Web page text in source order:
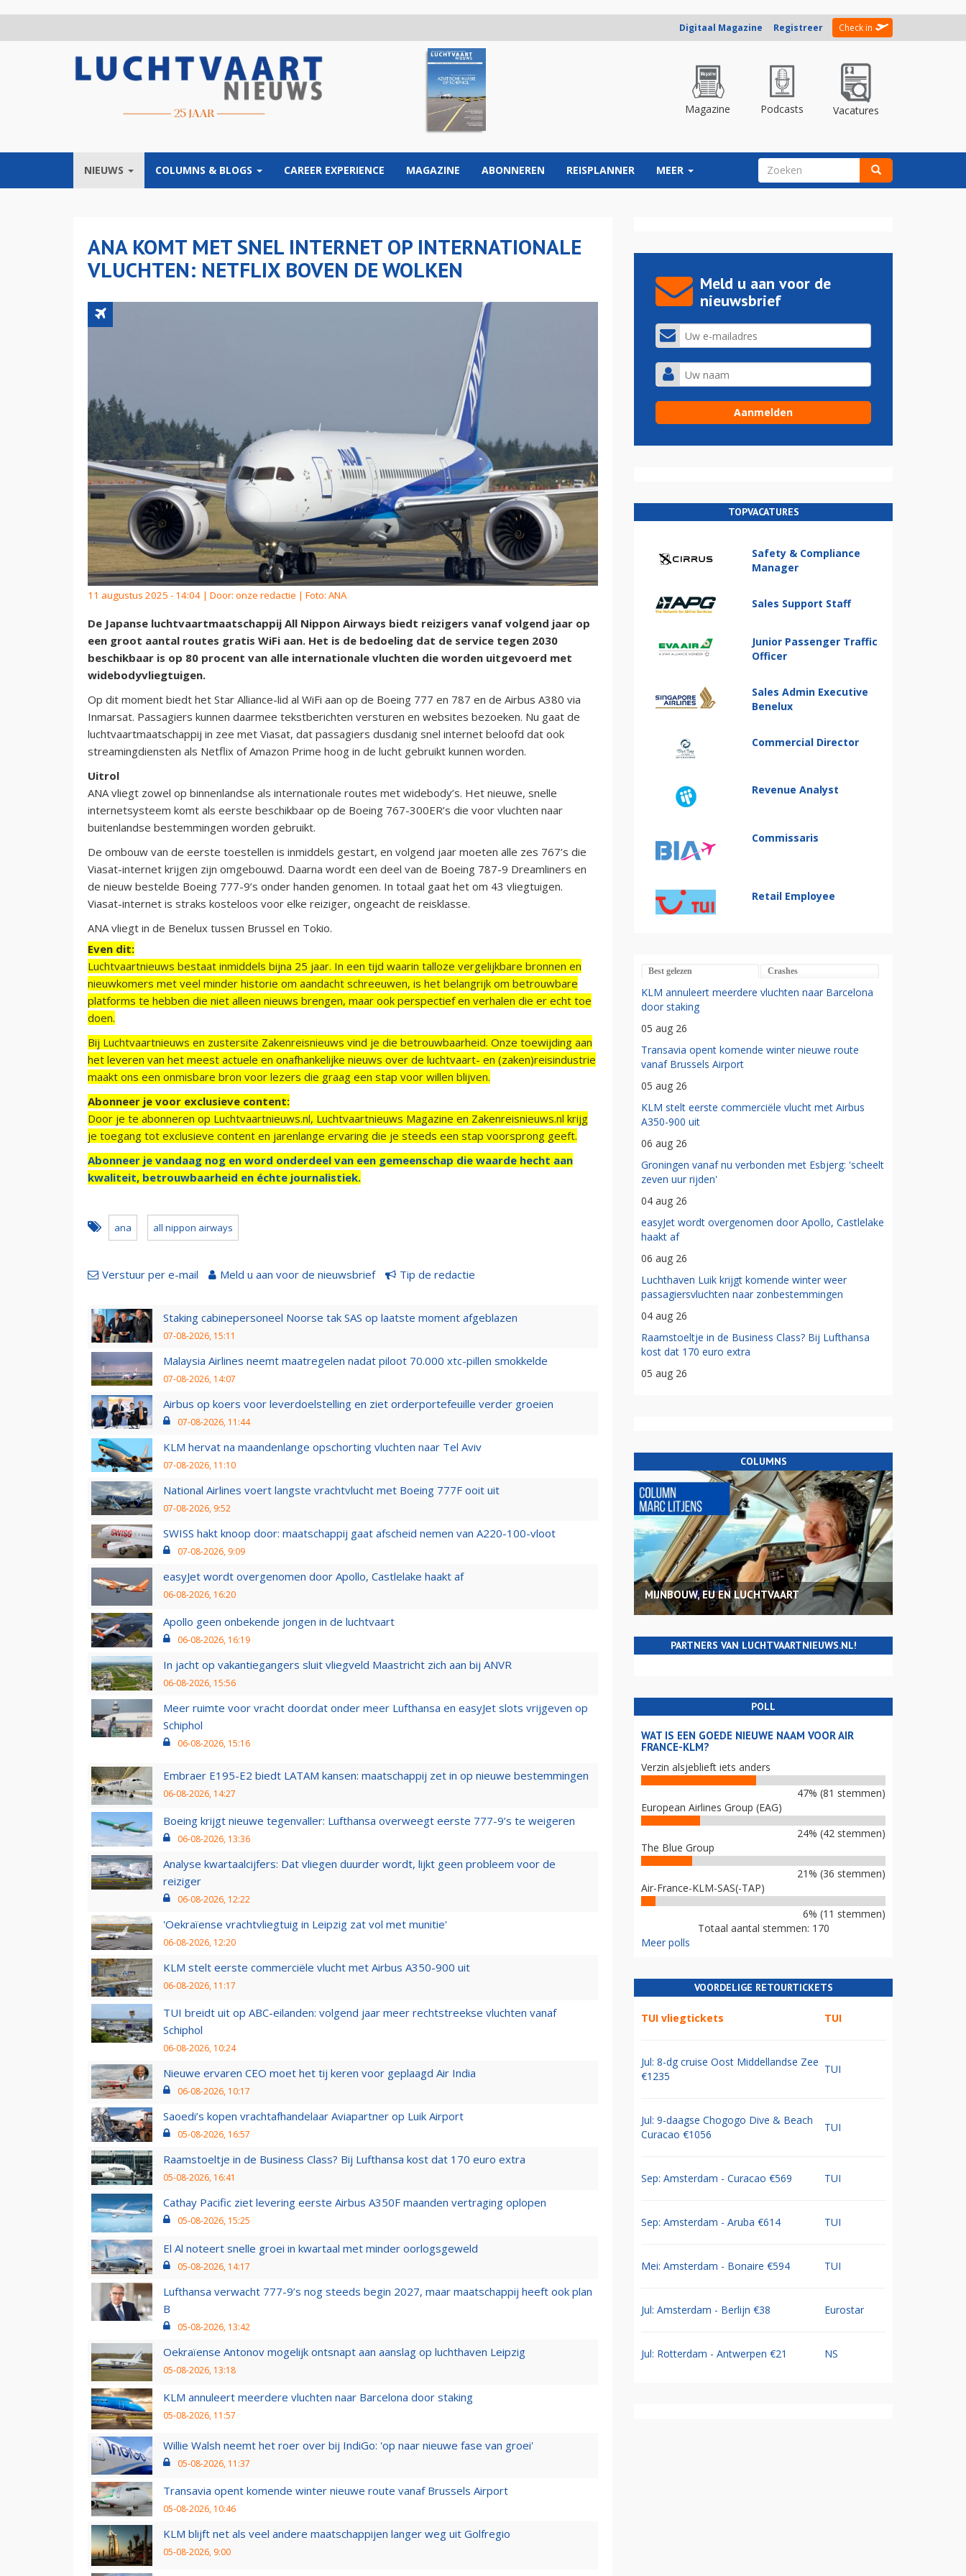
Digitaal Magazine Registreer Check in
Magazine Podcasts Vacatures
NIEUWS COLUMNS & BLOGS CAREER EXPERIENCE MAGAZINE ABONNEREN REISPLANNER MEER ZOEKVELD
ANA KOMT MET SNEL INTERNET OP INTERNATIONALE
VLUCHTEN: NETFLIX BOVEN DE WOLKEN
11 augustus 2025 - 14:04 | Door: onze redactie | Foto: ANA
De Japanse luchtvaartmaatschappij All Nippon Airways biedt reizigers vanaf volgend jaar op
een groot aantal routes gratis WiFi aan. Het is de bedoeling dat de service tegen 2030
beschikbaar is op 80 procent van alle internationale vluchten die worden uitgevoerd met
widebodyvliegtuigen.
Op dit moment biedt het Star Alliance-lid al WiFi aan op de Boeing 777 en 787 en de Airbus A380 via
Inmarsat. Passagiers kunnen daarmee tekstberichten versturen en websites bezoeken. Nu gaat de
luchtvaartmaatschappij in zee met Viasat, dat passagiers dusdanig snel internet beloofd dat ook
streamingdiensten als Netflix of Amazon Prime hoog in de lucht gebruikt kunnen worden.
Uitrol
ANA vliegt zowel op binnenlandse als internationale routes met widebody’s. Het nieuwe, snelle
internetsysteem komt als eerste beschikbaar op de Boeing 767-300ER’s die voor vluchten naar
buitenlandse bestemmingen worden gebruikt.
De ombouw van de eerste toestellen is inmiddels gestart, en volgend jaar moeten alle zes 767’s die
Viasat-internet krijgen zijn omgebouwd. Daarna wordt een deel van de Boeing 787-9 Dreamliners en
de nieuw bestelde Boeing 777-9’s onder handen genomen. In totaal gaat het om 43 vliegtuigen.
Viasat-internet is straks kosteloos voor elke reiziger, ongeacht de reisklasse.
ANA vliegt in de Benelux tussen Brussel en Tokio.
Even dit:
Luchtvaartnieuws bestaat inmiddels bijna 25 jaar. In een tijd waarin talloze vergelijkbare bronnen en
nieuwkomers met veel minder historie om aandacht schreeuwen, is het belangrijk om betrouwbare
platforms te hebben die niet alleen nieuws brengen, maar ook perspectief en verhalen die er echt toe
doen.
Bij Luchtvaartnieuws en zustersite Zakenreisnieuws vind je die betrouwbaarheid. Onze toewijding aan
het leveren van het meest actuele en onafhankelijke nieuws over de luchtvaart- en (zaken)reisindustrie
maakt ons een onmisbare bron voor lezers die graag een stap voor willen blijven.
Abonneer je voor exclusieve content:
Door je te abonneren op Luchtvaartnieuws.nl, Luchtvaartnieuws Magazine en Zakenreisnieuws.nl krijg
je toegang tot exclusieve content en jarenlange ervaring die je steeds een stap voorsprong geeft.
Abonneer je vandaag nog en word onderdeel van een gemeenschap die waarde hecht aan
kwaliteit, betrouwbaarheid en échte journalistiek.
ana all nippon airways
Verstuur per e-mail Meld u aan voor de nieuwsbrief Tip de redactie
Staking cabinepersoneel Noorse tak SAS op laatste moment afgeblazen
07-08-2026, 15:11
Malaysia Airlines neemt maatregelen nadat piloot 70.000 xtc-pillen smokkelde
07-08-2026, 14:07
Airbus op koers voor leverdoelstelling en ziet orderportefeuille verder groeien
07-08-2026, 11:44
KLM hervat na maandenlange opschorting vluchten naar Tel Aviv
07-08-2026, 11:10
National Airlines voert langste vrachtvlucht met Boeing 777F ooit uit
07-08-2026, 9:52
SWISS hakt knoop door: maatschappij gaat afscheid nemen van A220-100-vloot
07-08-2026, 9:09
easyJet wordt overgenomen door Apollo, Castlelake haakt af
06-08-2026, 16:20
Apollo geen onbekende jongen in de luchtvaart
06-08-2026, 16:19
In jacht op vakantiegangers sluit vliegveld Maastricht zich aan bij ANVR
06-08-2026, 15:56
Meer ruimte voor vracht doordat onder meer Lufthansa en easyJet slots vrijgeven op
Schiphol
06-08-2026, 15:16
Embraer E195-E2 biedt LATAM kansen: maatschappij zet in op nieuwe bestemmingen
06-08-2026, 14:27
Boeing krijgt nieuwe tegenvaller: Lufthansa overweegt eerste 777-9’s te weigeren
06-08-2026, 13:36
Analyse kwartaalcijfers: Dat vliegen duurder wordt, lijkt geen probleem voor de
reiziger
06-08-2026, 12:22
'Oekraïense vrachtvliegtuig in Leipzig zat vol met munitie'
06-08-2026, 12:20
KLM stelt eerste commerciële vlucht met Airbus A350-900 uit
06-08-2026, 11:17
TUI breidt uit op ABC-eilanden: volgend jaar meer rechtstreekse vluchten vanaf
Schiphol
06-08-2026, 10:24
Nieuwe ervaren CEO moet het tij keren voor geplaagd Air India
06-08-2026, 10:17
Saoedi’s kopen vrachtafhandelaar Aviapartner op Luik Airport
05-08-2026, 16:57
Raamstoeltje in de Business Class? Bij Lufthansa kost dat 170 euro extra
05-08-2026, 16:41
Cathay Pacific ziet levering eerste Airbus A350F maanden vertraging oplopen
05-08-2026, 15:25
El Al noteert snelle groei in kwartaal met minder oorlogsgeweld
05-08-2026, 14:17
Lufthansa verwacht 777-9’s nog steeds begin 2027, maar maatschappij heeft ook plan
B
05-08-2026, 13:42
Oekraïense Antonov mogelijk ontsnapt aan aanslag op luchthaven Leipzig
05-08-2026, 13:18
KLM annuleert meerdere vluchten naar Barcelona door staking
05-08-2026, 11:57
Willie Walsh neemt het roer over bij IndiGo: 'op naar nieuwe fase van groei'
05-08-2026, 11:37
Transavia opent komende winter nieuwe route vanaf Brussels Airport
05-08-2026, 10:46
KLM blijft net als veel andere maatschappijen langer weg uit Golfregio
05-08-2026, 9:00
Meld u aan voor de
nieuwsbrief
TOPVACATURES
Safety & Compliance
Manager
Sales Support Staff
Junior Passenger Traffic
Officer
Sales Admin Executive
Benelux
Commercial Director
Revenue Analyst
Commissaris
Retail Employee
Best gelezen Crashes
KLM annuleert meerdere vluchten naar Barcelona
door staking
05 aug 26
Transavia opent komende winter nieuwe route
vanaf Brussels Airport
05 aug 26
KLM stelt eerste commerciële vlucht met Airbus
A350-900 uit
06 aug 26
Groningen vanaf nu verbonden met Esbjerg: 'scheelt
zeven uur rijden'
04 aug 26
easyJet wordt overgenomen door Apollo, Castlelake
haakt af
06 aug 26
Luchthaven Luik krijgt komende winter weer
passagiersvluchten naar zonbestemmingen
04 aug 26
Raamstoeltje in de Business Class? Bij Lufthansa
kost dat 170 euro extra
05 aug 26
COLUMNS
MIJNBOUW, EU EN LUCHTVAART
PARTNERS VAN LUCHTVAARTNIEUWS.NL!
POLL
WAT IS EEN GOEDE NIEUWE NAAM VOOR AIR
FRANCE-KLM?
Verzin alsjeblieft iets anders
47% (81 stemmen)
European Airlines Group (EAG)
24% (42 stemmen)
The Blue Group
21% (36 stemmen)
Air-France-KLM-SAS(-TAP)
6% (11 stemmen)
Totaal aantal stemmen: 170
Meer polls
VOORDELIGE RETOURTICKETS
TUI vliegtickets TUI
Jul: 8-dg cruise Oost Middellandse Zee
€1235
TUI
Jul: 9-daagse Chogogo Dive & Beach
Curacao €1056
TUI
Sep: Amsterdam - Curacao €569 TUI
Sep: Amsterdam - Aruba €614 TUI
Mei: Amsterdam - Bonaire €594 TUI
Jul: Amsterdam - Berlijn €38 Eurostar
Jul: Rotterdam - Antwerpen €21 NS